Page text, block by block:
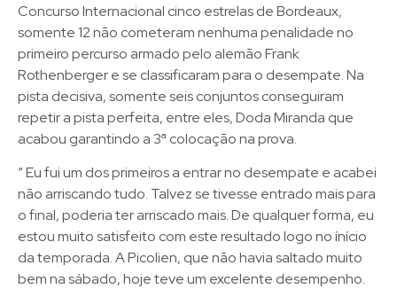
Concurso Internacional cinco estrelas de Bordeaux,
somente 12 não cometeram nenhuma penalidade no
primeiro percurso armado pelo alemão Frank
Rothenberger e se classificaram para o desempate. Na
pista decisiva, somente seis conjuntos conseguiram
repetir a pista perfeita, entre eles, Doda Miranda que
acabou garantindo a 3ª colocação na prova.
” Eu fui um dos primeiros a entrar no desempate e acabei
não arriscando tudo. Talvez se tivesse entrado mais para
o final, poderia ter arriscado mais. De qualquer forma, eu
estou muito satisfeito com este resultado logo no ínício
da temporada. A Picolien, que não havia saltado muito
bem na sábado, hoje teve um excelente desempenho.